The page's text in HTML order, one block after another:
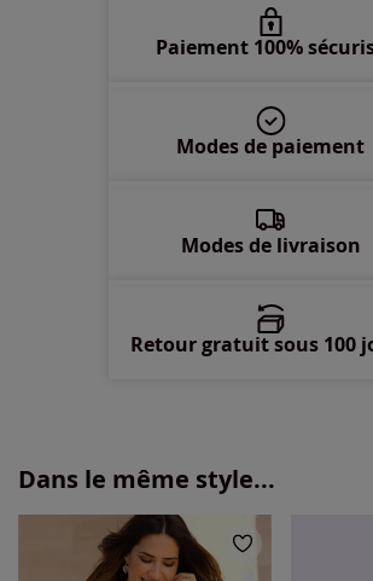
Paiement 100%
Modes de paiement
Modes de livraison
Retour gratuit sous 100
Dans le même style...